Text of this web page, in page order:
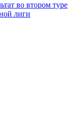
во втором туре
лиги